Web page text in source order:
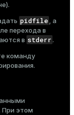
pidfile, а
перехода в
в stderr.
команду
При этом